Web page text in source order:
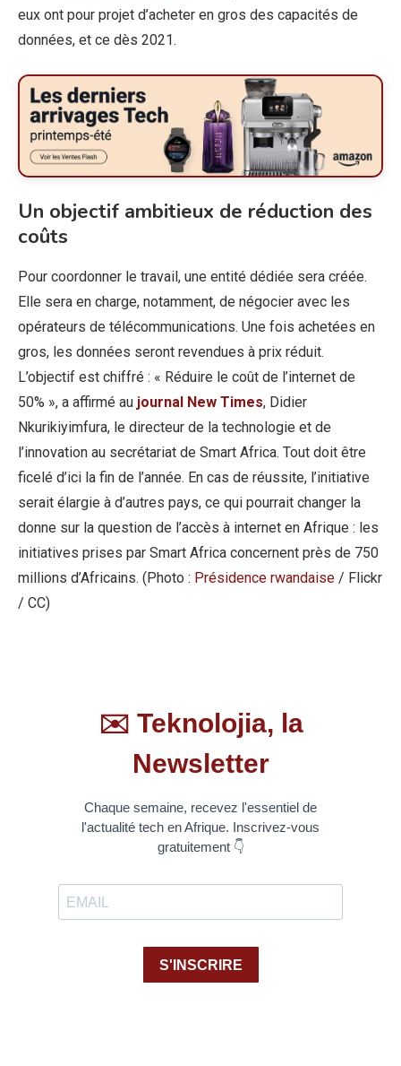
eux ont pour projet d’acheter en gros des capacités de
données, et ce dès 2021.
Un objectif ambitieux de réduction des
coûts
Pour coordonner le travail, une entité dédiée sera créée.
Elle sera en charge, notamment, de négocier avec les
opérateurs de télécommunications. Une fois achetées en
gros, les données seront revendues à prix réduit.
L’objectif est chiffré : « Réduire le coût de l’internet de
50% », a affirmé au journal New Times, Didier
Nkurikiyimfura, le directeur de la technologie et de
l’innovation au secrétariat de Smart Africa. Tout doit être
ficelé d’ici la fin de l’année. En cas de réussite, l’initiative
serait élargie à d’autres pays, ce qui pourrait changer la
donne sur la question de l’accès à internet en Afrique : les
initiatives prises par Smart Africa concernent près de 750
millions d’Africains. (Photo : Présidence rwandaise / Flickr
/ CC)